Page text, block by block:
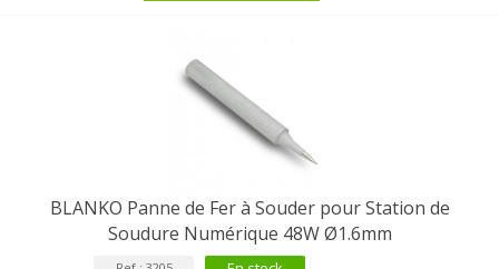
BLANKO Panne de Fer à Souder pour Station de
Soudure Numérique 48W Ø1.6mm